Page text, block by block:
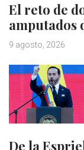
El reto de
amputados
9 agosto, 2026
De la